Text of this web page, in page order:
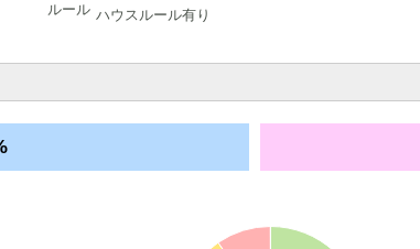
ルール ハウスルール有り